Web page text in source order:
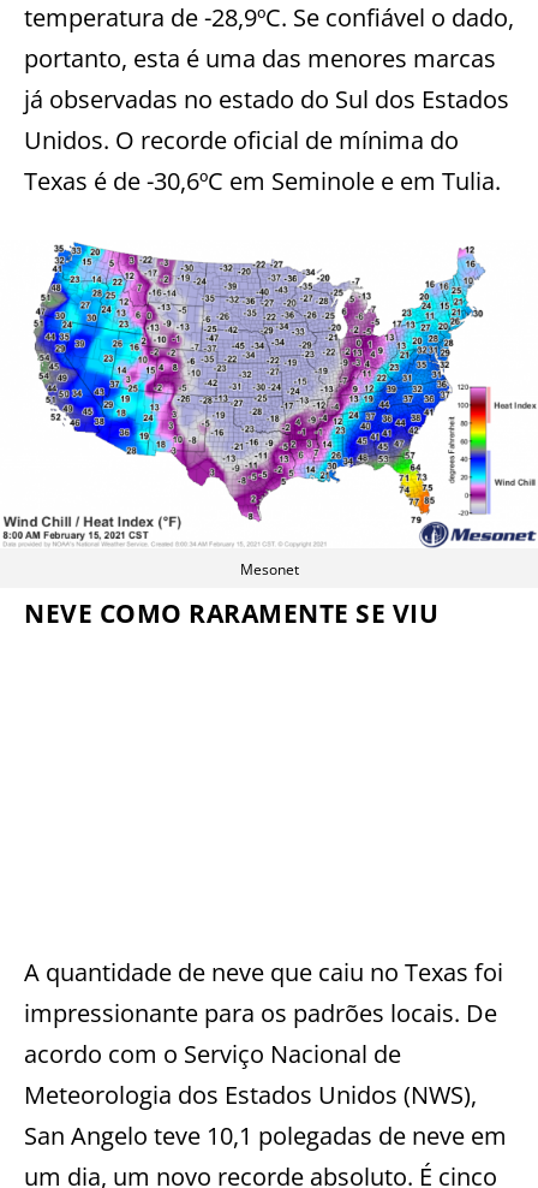
temperatura de -28,9ºC. Se confiável o dado,
portanto, esta é uma das menores marcas
já observadas no estado do Sul dos Estados
Unidos. O recorde oficial de mínima do
Texas é de -30,6ºC em Seminole e em Tulia.
Mesonet
NEVE COMO RARAMENTE SE VIU
A quantidade de neve que caiu no Texas foi
impressionante para os padrões locais. De
acordo com o Serviço Nacional de
Meteorologia dos Estados Unidos (NWS),
San Angelo teve 10,1 polegadas de neve em
um dia, um novo recorde absoluto. É cinco